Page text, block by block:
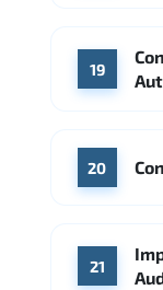
19
20
21